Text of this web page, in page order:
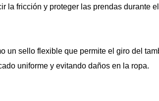
la fricción y proteger las prendas durante
un sello flexible que permite el giro del
uniforme y evitando daños en la ropa.